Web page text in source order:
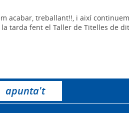
acabar, treballant!!, i així
tarda fent el Taller de Titelles de